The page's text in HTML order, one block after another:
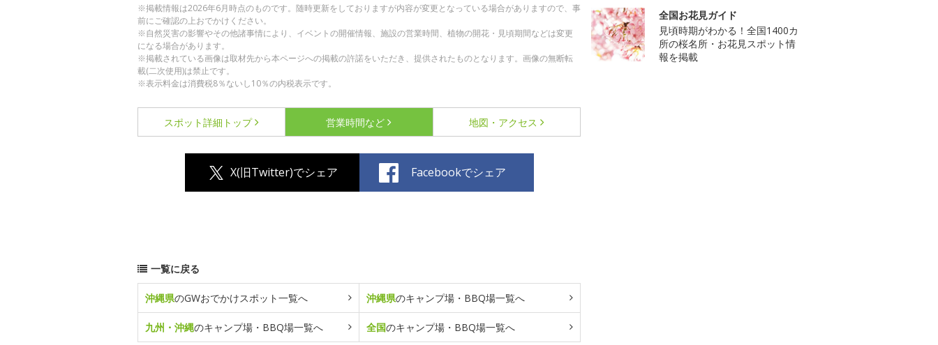
※掲載情報は2026年6月時点のものです。随時更新をしておりますが内容が変更となっている場合がありますので、事
前にご確認の上おでかけください。
※自然災害の影響やその他諸事情により、イベントの開催情報、施設の営業時間、植物の開花・見頃期間などは変更
になる場合があります。
※掲載されている画像は取材先から本ページへの掲載の許諾をいただき、提供されたものとなります。画像の無断転
載(二次使用)は禁止です。
※表示料金は消費税8％ないし10％の内税表示です。
スポット詳細 トップ 営業時間など 地図・アクセス
X(旧Twitter)でシェア Facebookでシェア
一覧に戻る
沖縄県のGWおでかけスポット一覧へ 沖縄県のキャンプ場・BBQ場一覧へ
九州・沖縄のキャンプ場・BBQ場一覧へ 全国のキャンプ場・BBQ場一覧へ
全国お花見ガイド
見頃時期がわかる！全国1400カ
所の桜名所・お花見スポット情
報を掲載